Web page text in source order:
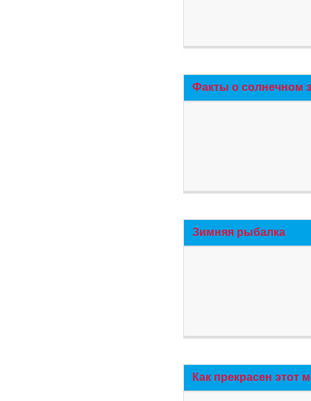
Факты о солнечном
Зимняя рыбалка
Как прекрасен этот